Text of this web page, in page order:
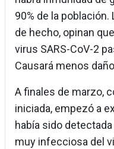
90% de la
de hecho, opinan
virus SARS-CoV-2
Causará menos
A finales de marzo,
iniciada, empezó a
había sido
muy infecciosa del